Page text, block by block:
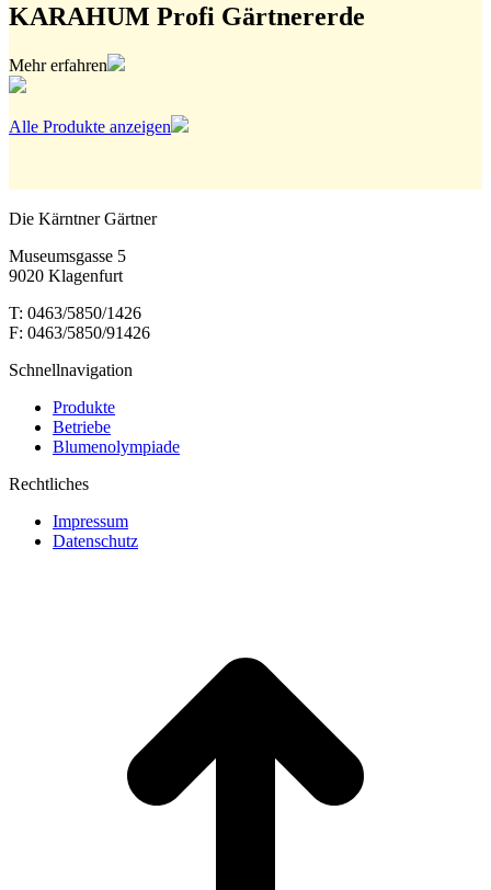
KARAHUM Profi Gärtnererde
Mehr erfahren
Alle Produkte anzeigen
Die Kärntner Gärtner
Museumsgasse 5
9020 Klagenfurt
T: 0463/5850/1426
F: 0463/5850/91426
Schnellnavigation
Produkte
Betriebe
Blumenolympiade
Rechtliches
Impressum
Datenschutz